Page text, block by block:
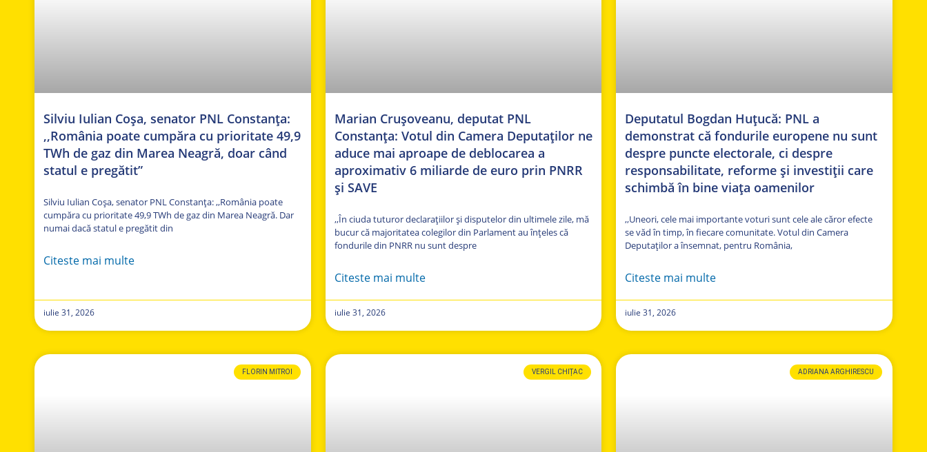
Silviu Iulian Coșa, senator PNL Constanța:
,,România poate cumpăra cu prioritate 49,9
TWh de gaz din Marea Neagră, doar când
statul e pregătit”
Silviu Iulian Coșa, senator PNL Constanța: ,,România poate
cumpăra cu prioritate 49,9 TWh de gaz din Marea Neagră. Dar
numai dacă statul e pregătit din
Citeste mai multe
iulie 31, 2026
Marian Crușoveanu, deputat PNL
Constanța: Votul din Camera Deputaților ne
aduce mai aproape de deblocarea a
aproximativ 6 miliarde de euro prin PNRR
și SAVE
,,În ciuda tuturor declarațiilor și disputelor din ultimele zile, mă
bucur că majoritatea colegilor din Parlament au înțeles că
fondurile din PNRR nu sunt despre
Citeste mai multe
iulie 31, 2026
Deputatul Bogdan Huțucă: PNL a
demonstrat că fondurile europene nu sunt
despre puncte electorale, ci despre
responsabilitate, reforme și investiții care
schimbă în bine viața oamenilor
,,Uneori, cele mai importante voturi sunt cele ale căror efecte
se văd în timp, în fiecare comunitate. Votul din Camera
Deputaților a însemnat, pentru România,
Citeste mai multe
iulie 31, 2026
FLORIN MITROI VERGIL CHIȚAC ADRIANA ARGHIRESCU